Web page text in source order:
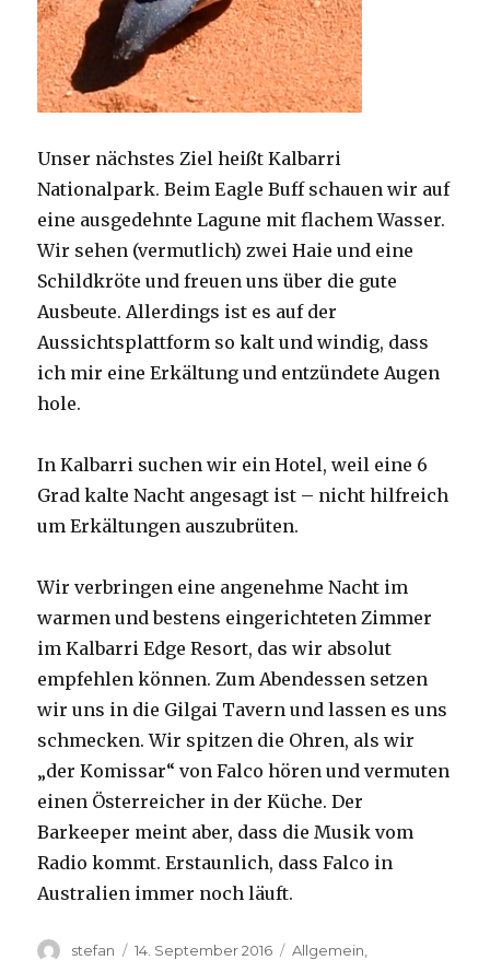
Unser nächstes Ziel heißt Kalbarri
Nationalpark. Beim Eagle Buff schauen wir auf
eine ausgedehnte Lagune mit flachem Wasser.
Wir sehen (vermutlich) zwei Haie und eine
Schildkröte und freuen uns über die gute
Ausbeute. Allerdings ist es auf der
Aussichtsplattform so kalt und windig, dass
ich mir eine Erkältung und entzündete Augen
hole.
In Kalbarri suchen wir ein Hotel, weil eine 6
Grad kalte Nacht angesagt ist – nicht hilfreich
um Erkältungen auszubrüten.
Wir verbringen eine angenehme Nacht im
warmen und bestens eingerichteten Zimmer
im Kalbarri Edge Resort, das wir absolut
empfehlen können. Zum Abendessen setzen
wir uns in die Gilgai Tavern und lassen es uns
schmecken. Wir spitzen die Ohren, als wir
„der Komissar“ von Falco hören und vermuten
einen Österreicher in der Küche. Der
Barkeeper meint aber, dass die Musik vom
Radio kommt. Erstaunlich, dass Falco in
Australien immer noch läuft.
Autor
stefan
Veröffentlicht
14. September 2016 Kategorien
Allgemein